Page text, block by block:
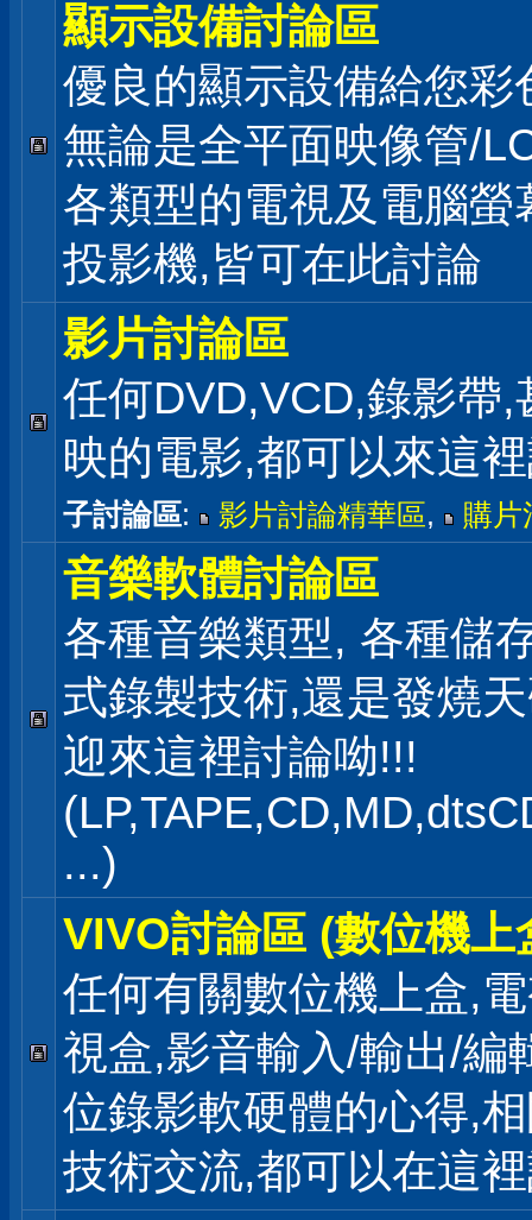
顯示設備討論區
優良的顯示設備給您彩
無論是全平面映像管/
各類型的電視及電腦螢
投影機,皆可在此討論
影片討論區
任何DVD,VCD,錄影帶,
映的電影,都可以來這
子討論區: 影片討論精華區, 購片
音樂軟體討論區
各種音樂類型, 各種儲
式錄製技術,還是發燒
迎來這裡討論呦!!!
...)
VIVO討論區 (數位機上
任何有關數位機上盒,
視盒,影音輸入/輸出/編
位錄影軟硬體的心得,
技術交流,都可以在這